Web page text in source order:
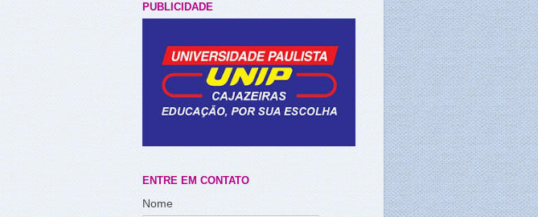
PUBLICIDADE
ENTRE EM CONTATO
Nome